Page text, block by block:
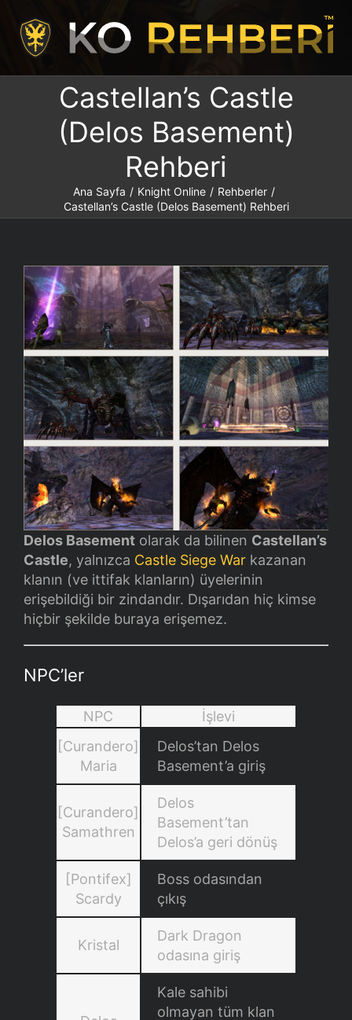
atla
Castellan’s Castle
(Delos Basement)
Rehberi
Ana Sayfa / Knight Online / Rehberler /
Castellan’s Castle (Delos Basement) Rehberi
Delos Basement olarak da bilinen Castellan’s
Castle, yalnızca Castle Siege War kazanan
klanın (ve ittifak klanların) üyelerinin
erişebildiği bir zindandır. Dışarıdan hiç kimse
hiçbir şekilde buraya erişemez.
NPC’ler
NPC
İşlevi
[Curandero]
Maria
Delos’tan Delos
Basement’a giriş
[Curandero]
Samathren
Delos
Basement’tan
Delos’a geri dönüş
[Pontifex]
Scardy
Boss odasından
çıkış
Kristal
Dark Dragon
odasına giriş
Kale sahibi
olmayan tüm klan